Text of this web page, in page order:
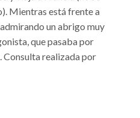
Mientras está frente a
un abrigo muy
que pasaba por
Consulta realizada por